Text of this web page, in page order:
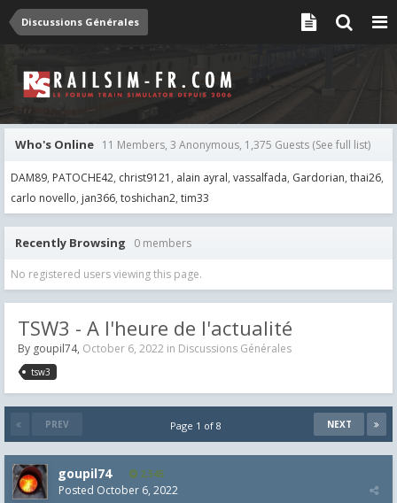
Discussions Générales
Who's Online 11 Members, 3 Anonymous, 1,375 Guests (See full list)
DAM89 PATOCHE42 christ9121 alain ayral vassalfada Gardorian thai26
carlo novello jan366 toshichan2 tim33
Recently Browsing 0 members
No registered users viewing this page.
TSW3 - A l'heure de l'actualité
By goupil74, October 6, 2022 in Discussions Générales
tsw3
PREV NEXT
Page 1 of 8
goupil74 2,545
Posted October 6, 2022